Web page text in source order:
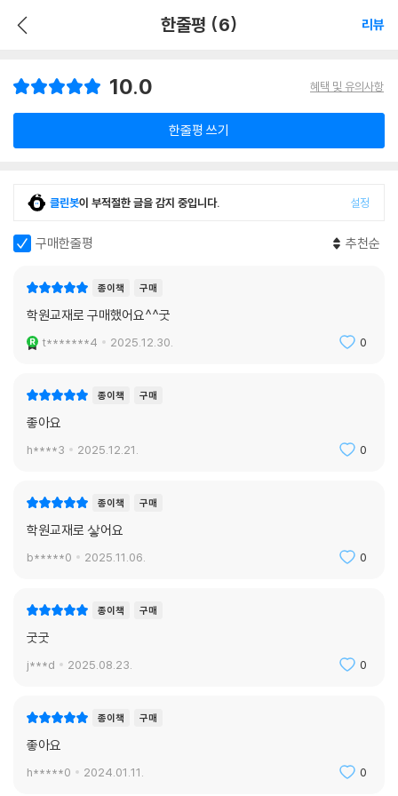
한줄평 (6) 리뷰
10.0 혜택 및 유의사항
한줄평 쓰기
클린봇이 부적절한 글을 감지 중입니다. 설정
구매한줄평 추천순
종이책 구매
학원교재로 구매했어요^^굿
t*******4 2025.12.30. 0
종이책 구매
좋아요
h****3 2025.12.21. 0
종이책 구매
학원교재로 샇어요
b*****0 2025.11.06. 0
종이책 구매
굿굿
j***d 2025.08.23. 0
종이책 구매
좋아요
h*****0 2024.01.11. 0